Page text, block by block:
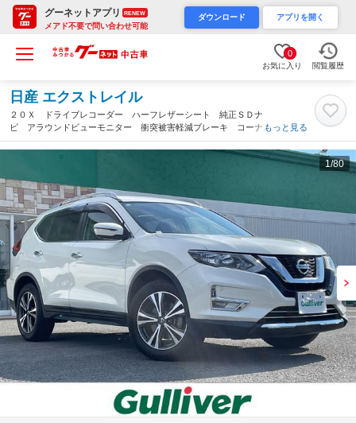
グーネットアプリ RENEW
メアド不要で問い合わせ可能
ダウンロード アプリを開く
0
お気に入り 閲覧履歴
日産 エクストレイル
２０Ｘ ドライブレコーダー ハーフレザーシート 純正ＳＤナ
ビ アラウンドビューモニター 衝突被害軽減ブレーキ コーナー
センサー 電動リアゲート デジタルインナーミラー 純正１８イ
ンチＡＷ（徳島県）
もっと見る
1/80